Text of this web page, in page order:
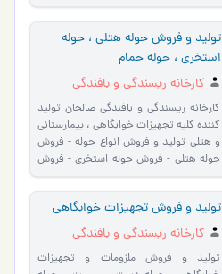
پخش تشک طبی در مازندران…
تولید و فروش حوله هتلی ، حوله
استخری ، حوله حمام
کارخانه ریسندگی و بافندگی
صالحان
کارخانه ریسندگی و بافندگی صالحان تولید
کننده کلیه تجهیزات خوابگاهی ، بیمارستانی
و هتلی تولید و فروش انواع حوله - فروش
حوله هتلی - فروش حوله استخری - فروش
حوله دست و …
تولید و فروش تجهیزات خوابگاهی
کارخانه ریسندگی و بافندگی
صالحان
تولید و فروش ملزومات و تجهیزات